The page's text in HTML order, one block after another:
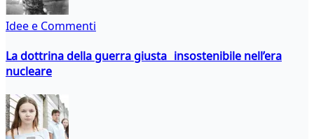
Idee e Commenti
La dottrina della guerra giusta insostenibile nell’era
nucleare